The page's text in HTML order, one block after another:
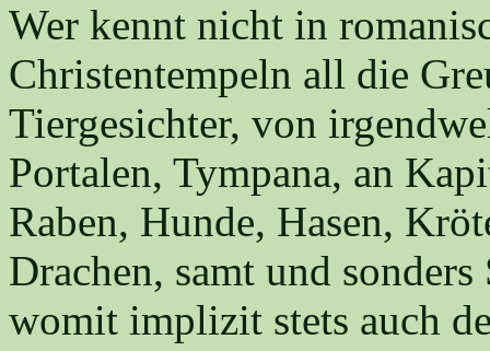
Wer kennt nicht in
Christentempeln all die
Tiergesichter, von
Portalen, Tympana, an
Raben, Hunde, Hasen,
Drachen, samt und
womit implizit stets auch